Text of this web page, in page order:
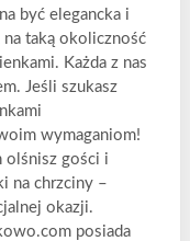
być elegancka i
taką okoliczność
Każda z nas
Jeśli szukasz
wymaganiom!
olśnisz gości i
na chrzciny –
okazji.
posiada